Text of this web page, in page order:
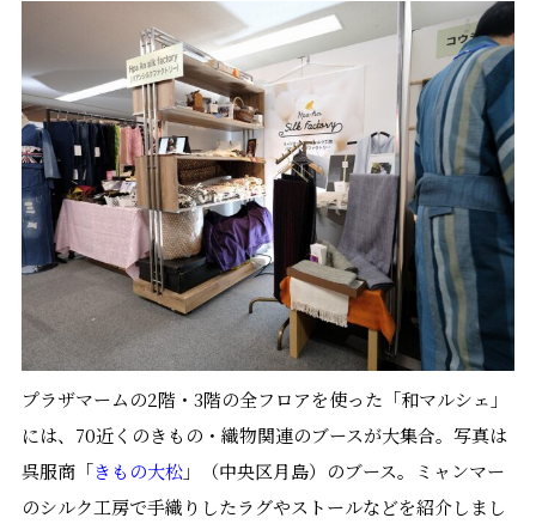
プラザマームの2階・3階の全フロアを使った「和マルシェ」
には、70近くのきもの・織物関連のブースが大集合。写真は
呉服商「きもの大松」（中央区月島）のブース。ミャンマー
のシルク工房で手織りしたラグやストールなどを紹介しまし